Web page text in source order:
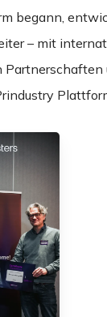
begann,
– mit
Partnerschaften